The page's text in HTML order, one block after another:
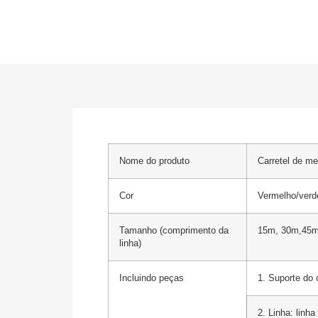
Nome do produto Carretel de
Cor Vermelho/
Tamanho (comprimento da
linha)
15m,
Incluindo peças 1. Suporte do
2. Linha: linha